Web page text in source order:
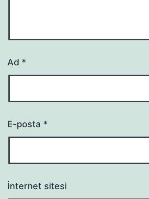
Ad *
E-posta *
İnternet sitesi